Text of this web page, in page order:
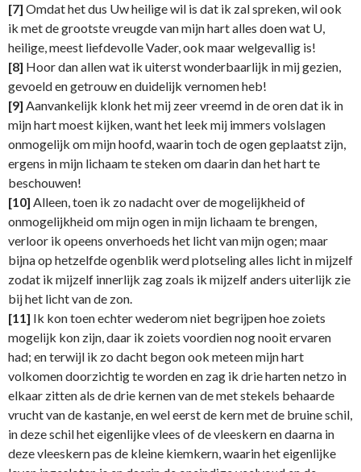
[7] Omdat het dus Uw heilige wil is dat ik zal spreken, wil ook
ik met de grootste vreugde van mijn hart alles doen wat U,
heilige, meest liefdevolle Vader, ook maar welgevallig is!
[8] Hoor dan allen wat ik uiterst wonderbaarlijk in mij gezien,
gevoeld en getrouw en duidelijk vernomen heb!
[9] Aanvankelijk klonk het mij zeer vreemd in de oren dat ik in
mijn hart moest kijken, want het leek mij immers volslagen
onmogelijk om mijn hoofd, waarin toch de ogen geplaatst zijn,
ergens in mijn lichaam te steken om daarin dan het hart te
beschouwen!
[10] Alleen, toen ik zo nadacht over de mogelijkheid of
onmogelijkheid om mijn ogen in mijn lichaam te brengen,
verloor ik opeens onverhoeds het licht van mijn ogen; maar
bijna op hetzelfde ogenblik werd plotseling alles licht in mijzelf
zodat ik mijzelf innerlijk zag zoals ik mijzelf anders uiterlijk zie
bij het licht van de zon.
[11] Ik kon toen echter wederom niet begrijpen hoe zoiets
mogelijk kon zijn, daar ik zoiets voordien nog nooit ervaren
had; en terwijl ik zo dacht begon ook meteen mijn hart
volkomen doorzichtig te worden en zag ik drie harten netzo in
elkaar zitten als de drie kernen van de met stekels behaarde
vrucht van de kastanje, en wel eerst de kern met de bruine schil,
in deze schil het eigenlijke vlees of de vleeskern en daarna in
deze vleeskern pas de kleine kiemkern, waarin het eigenlijke